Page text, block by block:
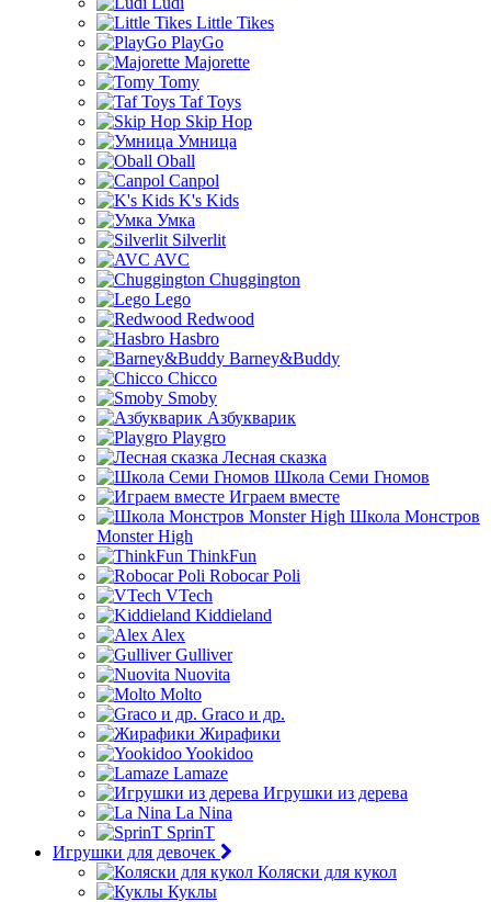
Little Tikes
PlayGo
Majorette
Tomy
Taf Toys
Skip Hop
Умница
Oball
Canpol
K's Kids
Умка
Silverlit
AVC
Chuggington
Lego
Redwood
Hasbro
Barney&Buddy
Chicco
Smoby
Азбукварик
Playgro
Лесная сказка
Школа Семи Гномов
Играем вместе
Школа Монстров
Monster High
ThinkFun
Robocar Poli
VTech
Kiddieland
Alex
Gulliver
Nuovita
Molto
Graco и др.
Жирафики
Yookidoo
Lamaze
Игрушки из дерева
La Nina
SprinT
Игрушки для девочек
Коляски для кукол
Куклы